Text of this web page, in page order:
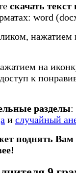
скачать текст
word
нажатием
на
к
разделы:
и случайный
поднять Вам